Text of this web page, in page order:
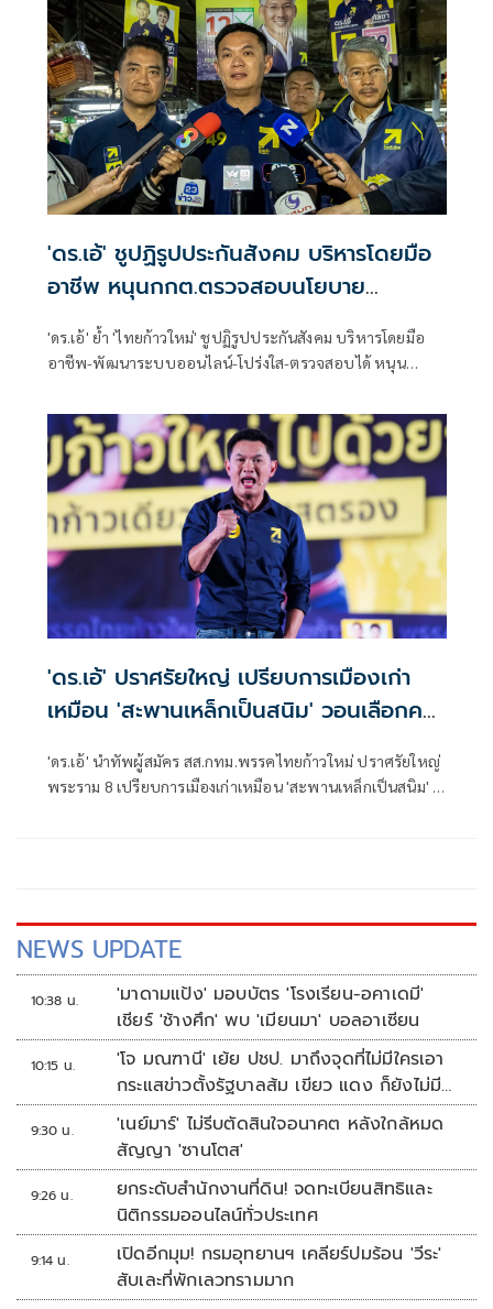
สถาบันวิชาชีพชั้นสูง ปั้นยุววิศวกร เงินเดือนสูง เป็นที่ต้องการ
ของตลาด ยัน ทุกคนมีโอกาสไปได้ไกลเท่าความฝัน
'ดร.เอ้' ชูปฏิรูปประกันสังคม บริหารโดยมือ
อาชีพ หนุนกกต.ตรวจสอบนโยบาย
พรรคการเมือง
'ดร.เอ้' ย้ำ 'ไทยก้าวใหม่' ชูปฏิรูปประกันสังคม บริหารโดยมือ
อาชีพ-พัฒนาระบบออนไลน์-โปร่งใส-ตรวจสอบได้ หนุน
ของจริง-ของเกินจริง วอนกกต.จัดการปัญหาซื้อสิทธิขายเสียงให้
หมดไปจากประเทศ เตือน รับเงินแล้วกาคือคอร์รัปชันอนาคต
ลูกหลานเราเอง
'ดร.เอ้' ปราศรัยใหญ่ เปรียบการเมืองเก่า
เหมือน 'สะพานเหล็กเป็นสนิม' วอนเลือกคน
'ดร.เอ้' นำทัพผู้สมัคร สส.กทม.พรรคไทยก้าวใหม่ ปราศรัยใหญ่
พระราม 8 เปรียบการเมืองเก่าเหมือน 'สะพานเหล็กเป็นสนิม' ชู
NEWS UPDATE
10:38 น.
'มาดามแป้ง' มอบบัตร 'โรงเรียน-อคาเดมี'
เชียร์ 'ช้างศึก' พบ 'เมียนมา' บอลอาเซียน
10:15 น.
'โจ มณฑานี' เย้ย ปชป. มาถึงจุดที่ไม่มีใครเอา
กระแสข่าวตั้งรัฐบาลส้ม เขียว แดง ก็ยังไม่มีฟ้า
เลย
9:30 น.
'เนย์มาร์' ไม่รีบตัดสินใจอนาคต หลังใกล้หมด
สัญญา 'ซานโตส'
9:26 น.
ยกระดับสำนักงานที่ดิน! จดทะเบียนสิทธิและ
นิติกรรมออนไลน์ทั่วประเทศ
9:14 น.
เปิดอีกมุม! กรมอุทยานฯ เคลียร์ปมร้อน 'วีระ'
สับเละที่พักเลวทรามมาก